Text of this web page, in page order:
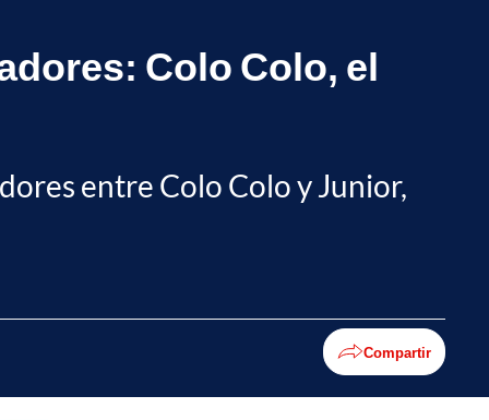
Colo Colo, el
entre Colo Colo y Junior,
Compartir